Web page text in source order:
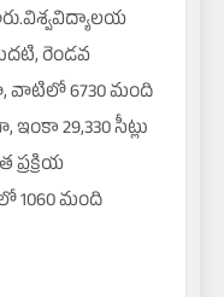
రెండవ
వాటిలో 6730 మంది
29,330 సీట్లు
1060 మంది